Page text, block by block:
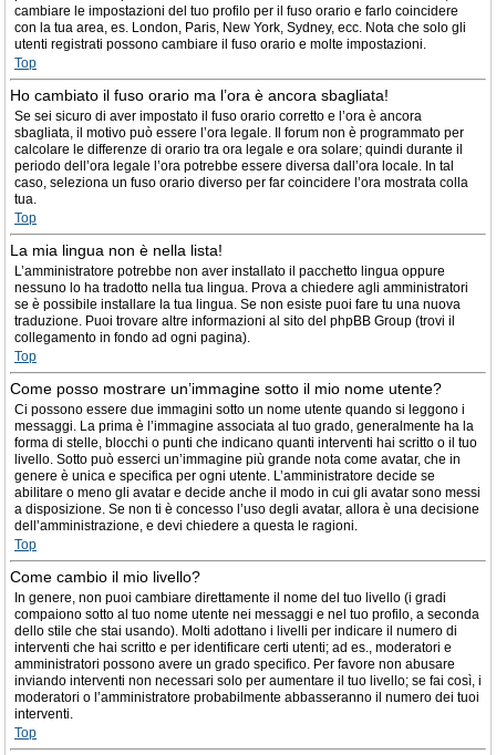
cambiare le impostazioni del tuo profilo per il fuso orario e farlo coincidere
con la tua area, es. London, Paris, New York, Sydney, ecc. Nota che solo gli
utenti registrati possono cambiare il fuso orario e molte impostazioni.
Top
Ho cambiato il fuso orario ma l’ora è ancora sbagliata!
Se sei sicuro di aver impostato il fuso orario corretto e l’ora è ancora
sbagliata, il motivo può essere l’ora legale. Il forum non è programmato per
calcolare le differenze di orario tra ora legale e ora solare; quindi durante il
periodo dell’ora legale l’ora potrebbe essere diversa dall’ora locale. In tal
caso, seleziona un fuso orario diverso per far coincidere l’ora mostrata colla
tua.
Top
La mia lingua non è nella lista!
L’amministratore potrebbe non aver installato il pacchetto lingua oppure
nessuno lo ha tradotto nella tua lingua. Prova a chiedere agli amministratori
se è possibile installare la tua lingua. Se non esiste puoi fare tu una nuova
traduzione. Puoi trovare altre informazioni al sito del phpBB Group (trovi il
collegamento in fondo ad ogni pagina).
Top
Come posso mostrare un’immagine sotto il mio nome utente?
Ci possono essere due immagini sotto un nome utente quando si leggono i
messaggi. La prima è l’immagine associata al tuo grado, generalmente ha la
forma di stelle, blocchi o punti che indicano quanti interventi hai scritto o il tuo
livello. Sotto può esserci un’immagine più grande nota come avatar, che in
genere è unica e specifica per ogni utente. L’amministratore decide se
abilitare o meno gli avatar e decide anche il modo in cui gli avatar sono messi
a disposizione. Se non ti è concesso l’uso degli avatar, allora è una decisione
dell’amministrazione, e devi chiedere a questa le ragioni.
Top
Come cambio il mio livello?
In genere, non puoi cambiare direttamente il nome del tuo livello (i gradi
compaiono sotto al tuo nome utente nei messaggi e nel tuo profilo, a seconda
dello stile che stai usando). Molti adottano i livelli per indicare il numero di
interventi che hai scritto e per identificare certi utenti; ad es., moderatori e
amministratori possono avere un grado specifico. Per favore non abusare
inviando interventi non necessari solo per aumentare il tuo livello; se fai così, i
moderatori o l’amministratore probabilmente abbasseranno il numero dei tuoi
interventi.
Top